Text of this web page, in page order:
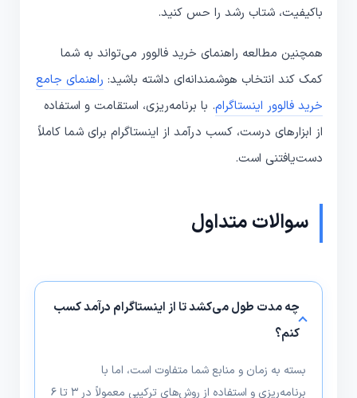
باکیفیت، شتاب رشد را حس کنید.
همچنین مطالعه راهنمای خرید فالوور می‌تواند به شما
کمک کند انتخاب هوشمندانه‌ای داشته باشید: راهنمای جامع
خرید فالوور اینستاگرام. با برنامه‌ریزی، استقامت و استفاده
از ابزارهای درست، کسب درآمد از اینستاگرام برای شما کاملاً
دست‌یافتنی است.
سوالات متداول
چه مدت طول می‌کشد تا از اینستاگرام درآمد کسب
کنم؟
بسته به زمان و منابع شما متفاوت است، اما با
برنامه‌ریزی و استفاده از روش‌های ترکیبی معمولاً در ۳ تا ۶